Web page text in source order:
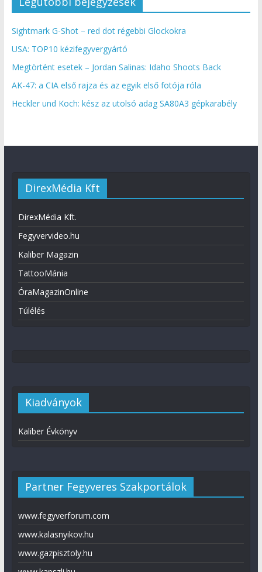
Sightmark G-Shot – red dot régebbi Glockokra
USA: TOP10 kézifegyvergyártó
Megtörtént esetek – Jordan Salinas: Idaho Shoots Back
AK-47: a CIA első rajza és az egyik első fotója róla
Heckler und Koch: kész az utolsó adag SA80A3 gépkarabély
DirexMédia Kft
DirexMédia Kft.
Fegyvervideo.hu
Kaliber Magazin
TattooMánia
ÓraMagazinOnline
Túlélés
Kiadványok
Kaliber Évkönyv
Partner Fegyveres Szakportálok
www.fegyverforum.com
www.kalasnyikov.hu
www.gazpisztoly.hu